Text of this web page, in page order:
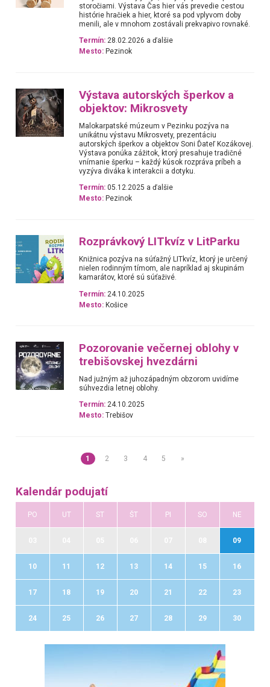
storočiami. Výstava Čas hier vás prevedie cestou
histórie hračiek a hier, ktoré sa pod vplyvom doby
menili, ale v mnohom zostávali prekvapivo rovnaké.
Termín: 28.02.2026 a ďalšie
Mesto: Pezinok
Výstava autorských šperkov a
objektov: Mikrosvety
Malokarpatské múzeum v Pezinku pozýva na
unikátnu výstavu Mikrosvety, prezentáciu
autorských šperkov a objektov Soni Ďateľ Kozákovej.
Výstava ponúka zážitok, ktorý presahuje tradičné
vnímanie šperku – každý kúsok rozpráva príbeh a
vyzýva diváka k interakcii a dotyku.
Termín: 05.12.2025 a ďalšie
Mesto: Pezinok
Rozprávkový LITkvíz v LitParku
Knižnica pozýva na súťažný LITkvíz, ktorý je určený
nielen rodinným tímom, ale napríklad aj skupinám
kamarátov, ktoré sú súťaživé.
Termín: 24.10.2025
Mesto: Košice
Pozorovanie večernej oblohy v
trebišovskej hvezdárni
Nad južným až juhozápadným obzorom uvidíme
súhvezdia letnej oblohy.
Termín: 24.10.2025
Mesto: Trebišov
1 2 3 4 5 »
Kalendár podujatí
PO UT ST ŠT PI SO NE
09
10 11 12 13 14 15 16
17 18 19 20 21 22 23
24 25 26 27 28 29 30